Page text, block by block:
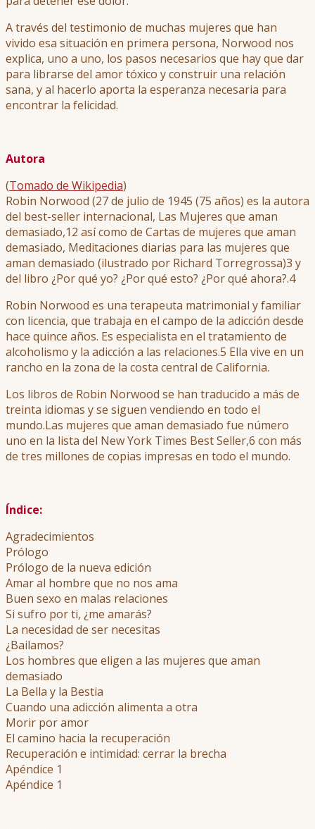
A través del testimonio de muchas mujeres que han
vivido esa situación en primera persona, Norwood nos
explica, uno a uno, los pasos necesarios que hay que dar
para librarse del amor tóxico y construir una relación
sana, y al hacerlo aporta la esperanza necesaria para
encontrar la felicidad.
Autora
(Tomado de Wikipedia)
Robin Norwood (27 de julio de 1945 (75 años) es la autora
del best-seller internacional, Las Mujeres que aman
demasiado,1​2​ así como de Cartas de mujeres que aman
demasiado, Meditaciones diarias para las mujeres que
aman demasiado (ilustrado por Richard Torregrossa)3​ y
del libro ¿Por qué yo? ¿Por qué esto? ¿Por qué ahora?.4​
Robin Norwood es una terapeuta matrimonial y familiar
con licencia, que trabaja en el campo de la adicción desde
hace quince años. Es especialista en el tratamiento de
alcoholismo y la adicción a las relaciones.5​ Ella vive en un
rancho en la zona de la costa central de California.
Los libros de Robin Norwood se han traducido a más de
treinta idiomas y se siguen vendiendo en todo el
mundo.Las mujeres que aman demasiado fue número
uno en la lista del New York Times Best Seller,6​ con más
de tres millones de copias impresas en todo el mundo.​
Índice:
Agradecimientos
Prólogo
Prólogo de la nueva edición
Amar al hombre que no nos ama
Buen sexo en malas relaciones
Si sufro por ti, ¿me amarás?
La necesidad de ser necesitas
¿Bailamos?
Los hombres que eligen a las mujeres que aman
demasiado
La Bella y la Bestia
Cuando una adicción alimenta a otra
Morir por amor
El camino hacia la recuperación
Recuperación e intimidad: cerrar la brecha
Apéndice 1
Apéndice 1